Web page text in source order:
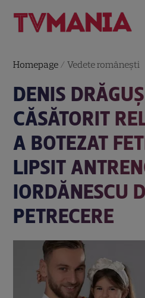
Homepage /Vedete româneşti
DENIS
CĂSĂTORIT
A BOTEZAT
LIPSIT
IORDĂNESCU
PETRECERE